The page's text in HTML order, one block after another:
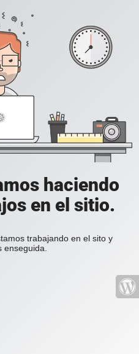
haciendo
en el sitio.
trabajando en el sito y
enseguida.